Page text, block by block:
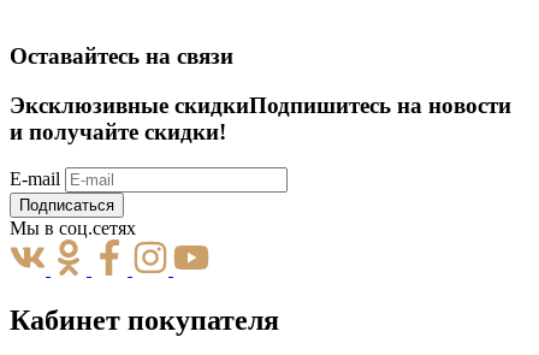
Оставайтесь на связи
Эксклюзивные скидкиПодпишитесь на новости
и получайте скидки!
E-mail
Подписаться
Мы в соц.сетях
Кабинет покупателя